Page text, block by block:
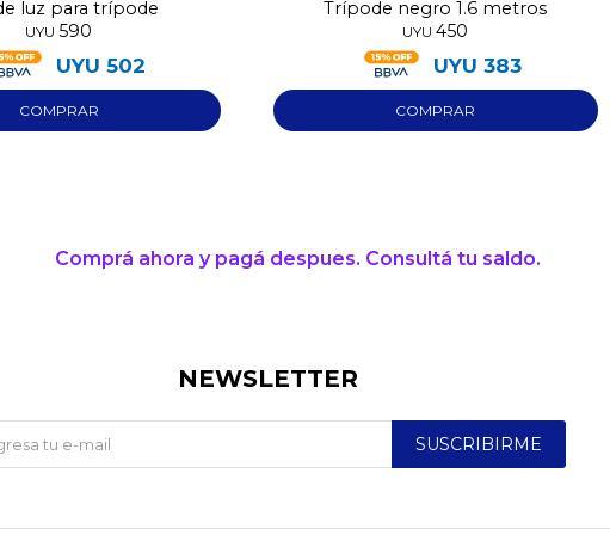
luz para trípode
UYU 590
UYU 502
Trípode negro 1.6 metros
UYU 450
UYU 383
Comprá ahora y pagá despues. Consultá tu saldo.
NEWSLETTER
SUSCRIBIRME